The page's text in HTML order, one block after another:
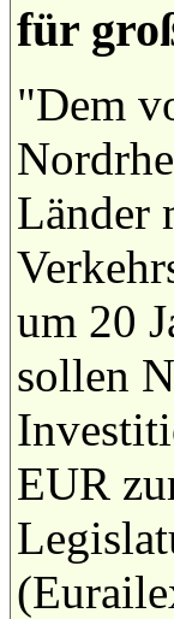
für
"Dem
Länder
um 20
sollen
EUR